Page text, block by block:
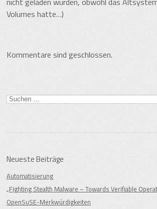
Volumes hatte…)
Kommentare sind geschlossen.
Suche
nach:
Neueste Beiträge
Automatisierung
„Fighting Stealth Malware – Towards Verifiable
OpenSuSE-Merkwürdigkeiten